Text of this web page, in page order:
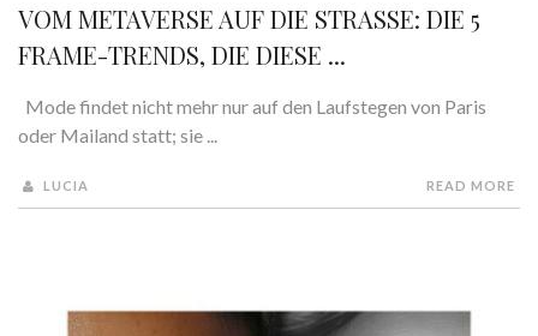
VOM METAVERSE AUF DIE STRASSE: DIE 5 F
RAME-TRENDS, DIE DIESE ...
Mode findet nicht mehr nur auf den Laufstegen von Paris
oder Mailand statt; sie ...
LUCIA READ MORE